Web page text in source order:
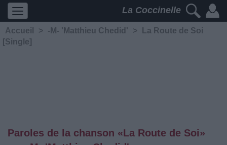
La Coccinelle
Accueil > -M- 'Matthieu Chedid' >
La Route de Soi
[Single]
Paroles de la chanson «La Route de Soi»